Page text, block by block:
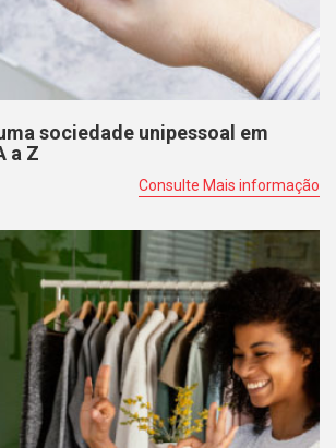
sociedade unipessoal em
a Z
Consulte Mais informação